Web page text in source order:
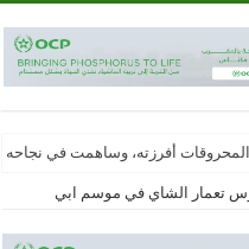
المحروقات أفرزته، وساهمت في
تعمار الشاي في موسم ابي